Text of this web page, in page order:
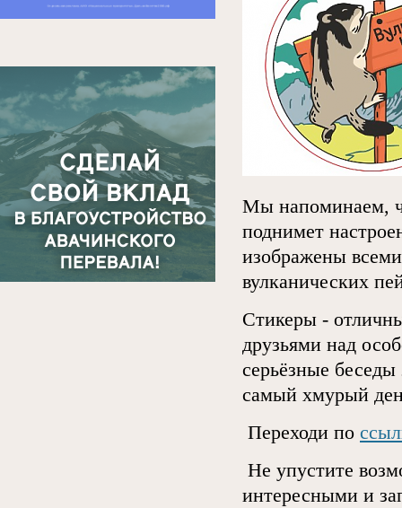
Мы напоминаем,
поднимет
изображены
вулканических
Стикеры -
друзьями над
серьёзные
самый хмурый
Переходи по
Не упустите
интересными и